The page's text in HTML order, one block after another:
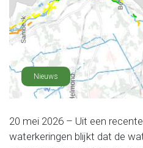
Nieuws
20 mei 2026 – Uit een
waterkeringen blijkt dat de